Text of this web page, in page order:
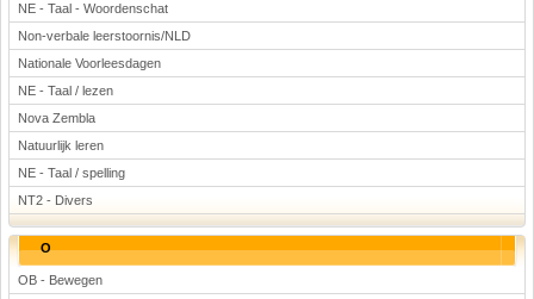
NE - Taal - Woordenschat
Non-verbale leerstoornis/NLD
Nationale Voorleesdagen
NE - Taal / lezen
Nova Zembla
Natuurlijk leren
NE - Taal / spelling
NT2 - Divers
O
OB - Bewegen